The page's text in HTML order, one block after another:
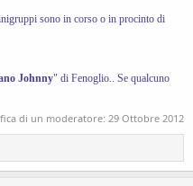
sono in corso o in procinto di
Johnny" di Fenoglio.. Se qualcuno
di un moderatore: 29 Ottobre 2012